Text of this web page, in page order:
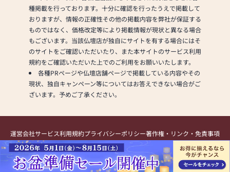
毒（お客様ご利用ご
とに）
⑨定期的な室内換気
の実施
⑩営業・配達員の携
帯消毒液等の常備
（お客様宅へ訪問
時）
⑪テーブルへの飛沫
感染対策ボード設置
設置
⑬フェイスシールド
の着用（場合によ
り）など
種掲載を行っております。十分に確認を行ったうえで掲載して
おりますが、情報の正確性その他の掲載内容を弊社が保証する
ものではなく、価格改定等により掲載情報が現状と異なる場合
もございます。当該仏壇店が独自にサイトを有する場合にはそ
のサイトをご確認いただいたり、また本サイトのサービス利用
規約をご確認いただいた上でのご利用をお願いいたします。
各種PRページや仏壇店舗ページで掲載している内容やその
現状、独自キャンペーン等についてはお答えできない場合がご
ざいます。予めご了承ください。
運営会社サービス利用規約プライバシーポリシー著作権・リンク・免責事項
提携・掲載のお問い合わせ
Copyright (C) Kamakura Shinsho, Ltd. All Rights Reserved.